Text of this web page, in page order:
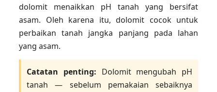
dolomit menaikkan pH tanah yang bersifat
asam. Oleh karena itu, dolomit cocok untuk
perbaikan tanah jangka panjang pada lahan
yang asam.
Catatan penting: Dolomit mengubah pH
tanah — sebelum pemakaian sebaiknya